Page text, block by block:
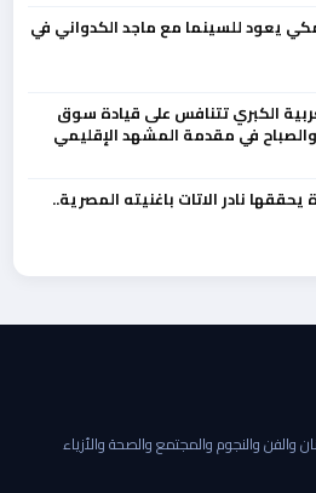
يعود للسينما مع ماجد الكدواني في
الكبري تتنافس على قيادة سوق
والصباح في مقدمة المشهد الإقليمي
نادر الاتات باغنيته المصرية..
والفن والنجوم والمجتمع والصحة والأزياء